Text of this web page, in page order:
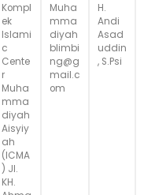
Kompl
ek
Islami
c
Cente
r
Muha
mma
diyah
Aisyiy
ah
(ICMA
) Jl.
KH.
Muha
mma
diyah
blimbi
ng@g
mail.c
om
H.
Andi
Asad
uddin
, S.Psi